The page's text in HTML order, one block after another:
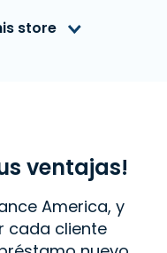
obtener un
store
ventajas!
America, y
cada cliente